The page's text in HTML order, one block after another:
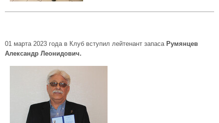
01 марта 2023 года в Клуб вступил лейтенант запаса Румянцев
Александр Леонидович.